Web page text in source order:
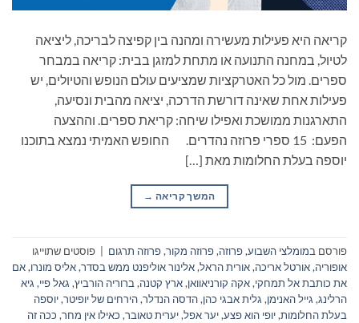
קריאה היא פעילות מעשירה ומהנה בין קפיצה לבריכה, ליציאה
לטיול, במחנה התנועה או מתחת למזגן בבית: קריאה במבחר
ספרים. מול כל האטרקציות שמציעים עולם הנופש והטיולים, יש
פעילות אחת שאינה דורשת הדרכה, יציאה מהבית ונסיעה,
התארגנות ממושכת ואפילו שיחה: קריאת ספרים. וההצעה
הפעם: 15 ספרי פרוזה נהדרים. החופש האמיתי נמצא בתוכנו
יוספה בעלת החלומות מאת […]
המשך קריאה →
פורסם במומלצי השבוע,פרוזה,פרוזה מקור,פרוזה תרגום
פוסטים שתוייגו
אופוריה,אורטל אריכה,אורית הראל,אלינור אוליפנט ממש בסדר,אליס מונרו,אם
את כותבת אל תמחקי,אקה קורניאוואן,ארץ קטנה,ברוריה הורביץ, גאל פיי, גיא
הרלינג, גייל האנימן, גלית אבגי כהן,הדסה הנדלר,הירחים של יופיטר,יוספה
בעלת החלומות,יופי הוא פצע,יער אפל,יערית טאובר, כאילו אין מחר, ככה זה